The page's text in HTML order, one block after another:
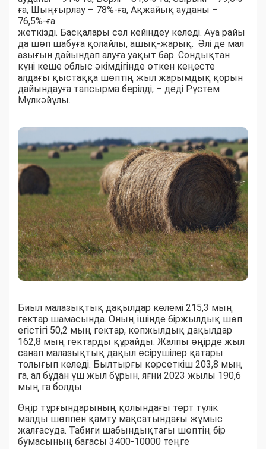
ға, Шыңғырлау – 78%-ға, Ақжайық ауданы –
76,5%-ға
жеткізді. Басқалары сәл кейіндеу келеді. Ауа райы
да шөп шабуға қолайлы, ашық-жарық. Әлі де мал
азығын дайындап алуға уақыт бар. Сондықтан
күні кеше облыс әкімдігінде өткен кеңесте
алдағы қыстаққа шөптің жыл жарымдық қорын
дайындауға тапсырма берілді, – деді Рүстем
Мүлкәйұлы.
Биыл малазықтық дақылдар көлемі 215,3 мың
гектар шамасында. Оның ішінде біржылдық шөп
егістігі 50,2 мың гектар, көпжылдық дақылдар
162,8 мың гектарды құрайды. Жалпы өңірде жыл
санап малазықтық дақыл өсірушілер қатары
толығып келеді. Былтырғы көрсеткіш 203,8 мың
га, ал бұдан үш жыл бұрын, яғни 2023 жылы 190,6
мың га болды.
Өңір тұрғындарының қолындағы төрт түлік
малды шөппен қамту мақсатындағы жұмыс
жалғасуда. Табиғи шабындықтағы шөптің бір
бумасының бағасы 3400-10000 теңге